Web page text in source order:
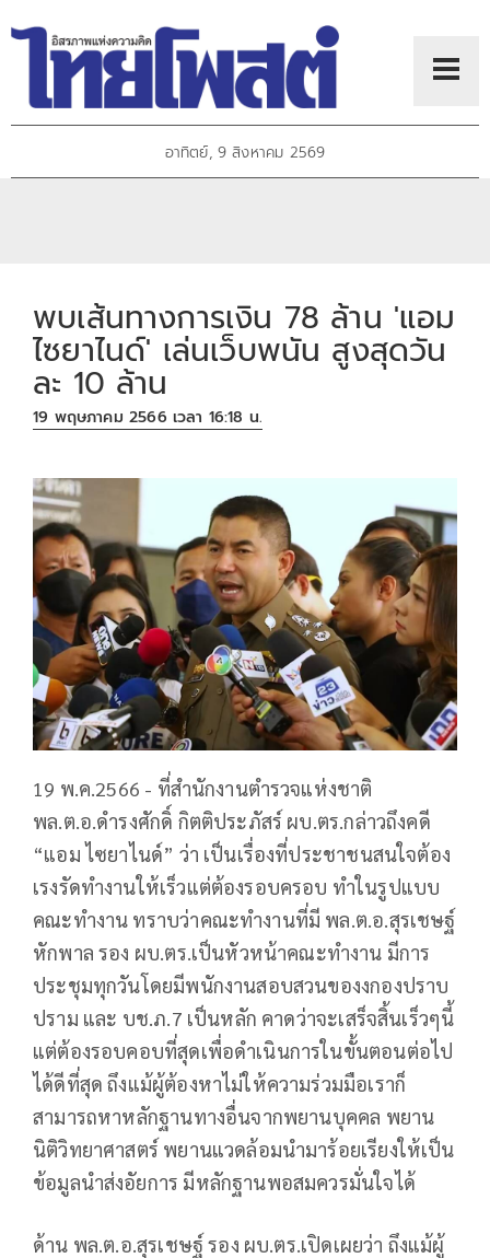
อาทิตย์, 9 สิงหาคม 2569
พบเส้นทางการเงิน 78 ล้าน 'แอม
ไซยาไนด์' เล่นเว็บพนัน สูงสุดวัน
ละ 10 ล้าน
19 พฤษภาคม 2566 เวลา 16:18 น.
19 พ.ค.2566 - ที่สำนักงานตำรวจแห่งชาติ
พล.ต.อ.ดำรงศักดิ์ กิตติประภัสร์ ผบ.ตร.กล่าวถึงคดี
“แอม ไซยาไนด์” ว่า เป็นเรื่องที่ประชาชนสนใจต้อง
เรงรัดทำงานให้เร็วแต่ต้องรอบครอบ ทำในรูปแบบ
คณะทำงาน ทราบว่าคณะทำงานที่มี พล.ต.อ.สุรเชษฐ์
หักพาล รอง ผบ.ตร.เป็นหัวหน้าคณะทำงาน มีการ
ประชุมทุกวันโดยมีพนักงานสอบสวนของงกองปราบ
ปราม และ บช.ภ.7 เป็นหลัก คาดว่าจะเสร็จสิ้นเร็วๆนี้
แต่ต้องรอบคอบที่สุดเพื่อดำเนินการในขั้นตอนต่อไป
ได้ดีที่สุด ถึงแม้ผู้ต้องหาไม่ให้ความร่วมมือเราก็
สามารถหาหลักฐานทางอื่นจากพยานบุคคล พยาน
นิติวิทยาศาสตร์ พยานแวดล้อมนำมาร้อยเรียงให้เป็น
ข้อมูลนำส่งอัยการ มีหลักฐานพอสมควรมั่นใจได้
ด้าน พล.ต.อ.สุรเชษฐ์ รอง ผบ.ตร.เปิดเผยว่า ถึงแม้ผู้